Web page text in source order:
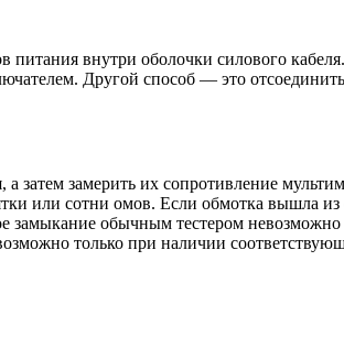
внутри оболочки силового
Другой способ — это
затем замерить их сопротивление
или сотни омов. Если обмотка вышла из
замыкание обычным тестером
только при наличии